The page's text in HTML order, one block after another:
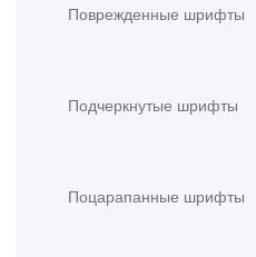
Поврежденные шрифты
Подчеркнутые шрифты
Поцарапанные шрифты